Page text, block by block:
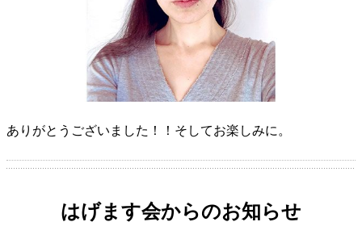
ありがとうございました！！そしてお楽しみに。
はげます会からのお知らせ